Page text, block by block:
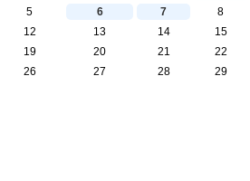
5 6 7
8
12 13 14
15
19 20 21
22
26 27 28
29